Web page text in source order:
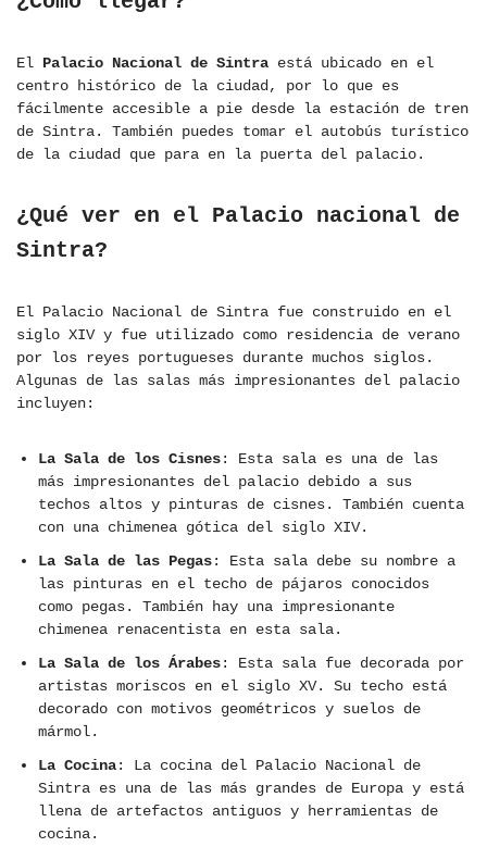
El Palacio Nacional de Sintra está ubicado en el
centro histórico de la ciudad, por lo que es
fácilmente accesible a pie desde la estación de tren
de Sintra. También puedes tomar el autobús turístico
de la ciudad que para en la puerta del palacio.
¿Qué ver en el Palacio nacional de
Sintra?
El Palacio Nacional de Sintra fue construido en el
siglo XIV y fue utilizado como residencia de verano
por los reyes portugueses durante muchos siglos.
Algunas de las salas más impresionantes del palacio
incluyen:
La Sala de los Cisnes: Esta sala es una de las
más impresionantes del palacio debido a sus
techos altos y pinturas de cisnes. También cuenta
con una chimenea gótica del siglo XIV.
La Sala de las Pegas: Esta sala debe su nombre a
las pinturas en el techo de pájaros conocidos
como pegas. También hay una impresionante
chimenea renacentista en esta sala.
La Sala de los Árabes: Esta sala fue decorada por
artistas moriscos en el siglo XV. Su techo está
decorado con motivos geométricos y suelos de
mármol.
La Cocina: La cocina del Palacio Nacional de
Sintra es una de las más grandes de Europa y está
llena de artefactos antiguos y herramientas de
cocina.